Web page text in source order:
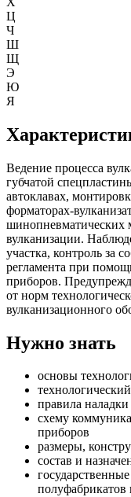
Ц
Ч
Ш
Щ
Э
Ю
Я
Ведение процесса
губчатой
автоклавах,
форматорах-
шинопневматических
вулканизации.
участка, контроль за
регламента при
приборов.
от норм
вулканизационного
Нужно знать
основы
правила
схему
приборов
размеры,
состав и
полуфабрикатов